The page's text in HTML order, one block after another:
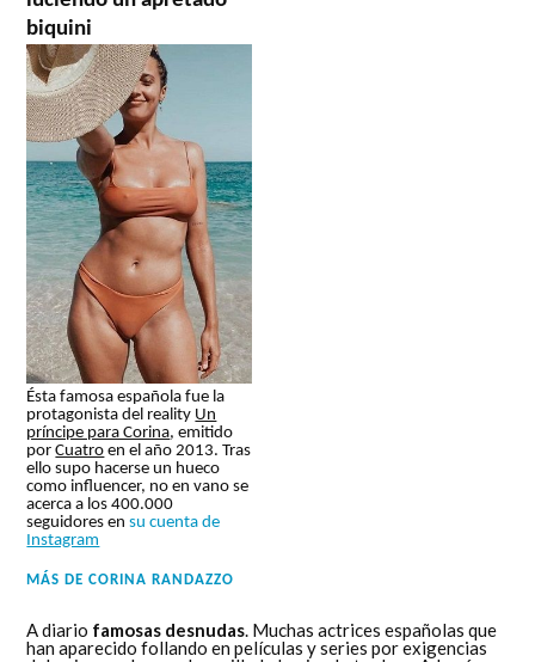
biquini
Ésta famosa española fue la
protagonista del reality Un
príncipe para Corina, emitido
porCuatro en el año 2013. Tras
ello supo hacerse un hueco
como influencer, no en vano se
acerca a los 400.000
seguidores ensu cuenta de
Instagram
MÁS DECORINA RANDAZZO
A diario famosas desnudas. Muchas actrices españolas que
han aparecido follando en películas y series por exigencias